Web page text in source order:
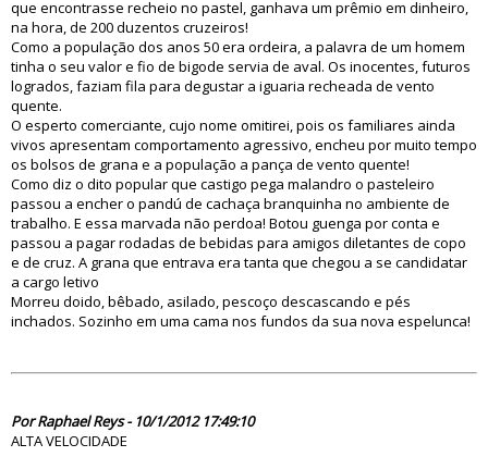
que encontrasse recheio no pastel, ganhava um prêmio em dinheiro,
na hora, de 200 duzentos cruzeiros!
Como a população dos anos 50 era ordeira, a palavra de um homem
tinha o seu valor e fio de bigode servia de aval. Os inocentes, futuros
logrados, faziam fila para degustar a iguaria recheada de vento
quente.
O esperto comerciante, cujo nome omitirei, pois os familiares ainda
vivos apresentam comportamento agressivo, encheu por muito tempo
os bolsos de grana e a população a pança de vento quente!
Como diz o dito popular que castigo pega malandro o pasteleiro
passou a encher o pandú de cachaça branquinha no ambiente de
trabalho. E essa marvada não perdoa! Botou guenga por conta e
passou a pagar rodadas de bebidas para amigos diletantes de copo
e de cruz. A grana que entrava era tanta que chegou a se candidatar
a cargo letivo
Morreu doido, bêbado, asilado, pescoço descascando e pés
inchados. Sozinho em uma cama nos fundos da sua nova espelunca!
Por Raphael Reys - 10/1/2012 17:49:10
ALTA VELOCIDADE